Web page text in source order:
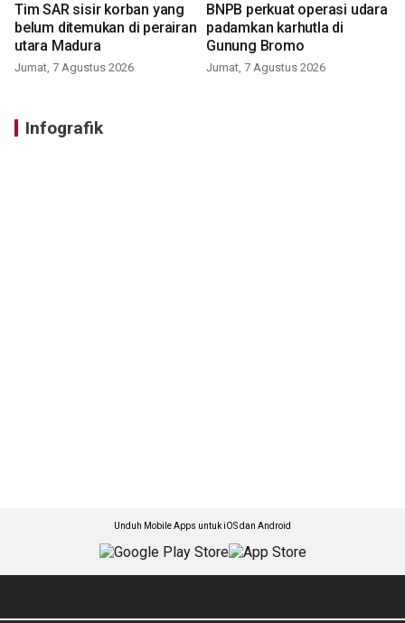
Tim SAR sisir korban yang
belum ditemukan di perairan
utara Madura
Jumat, 7 Agustus 2026
BNPB perkuat operasi udara
padamkan karhutla di
Gunung Bromo
Jumat, 7 Agustus 2026
Infografik
Unduh Mobile Apps untuk iOS dan Android